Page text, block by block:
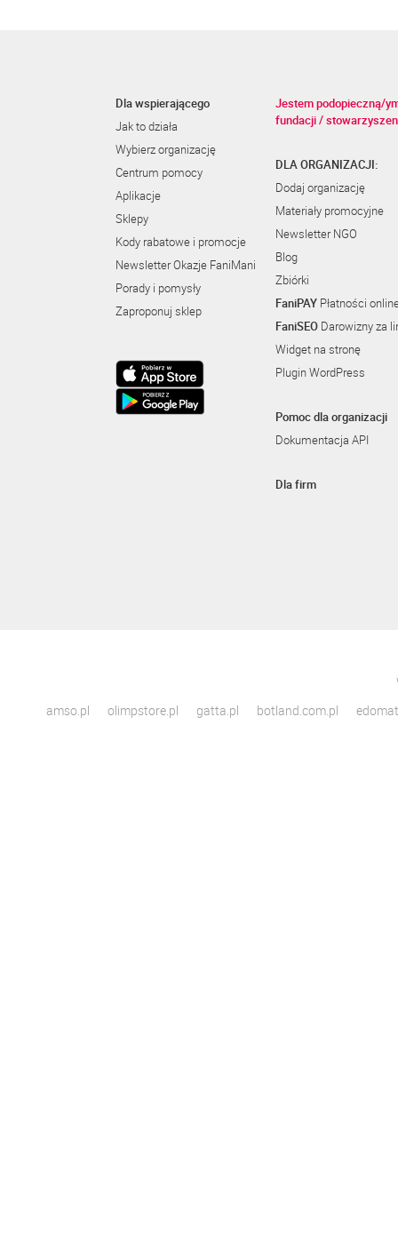
Dla wspierającego
Jak to działa
Wybierz organizację
Centrum pomocy
Aplikacje
Sklepy
Kody rabatowe i promocje
Newsletter Okazje FaniMani
Porady i pomysły
Zaproponuj sklep
Jestem podopieczną/
fundacji /
DLA ORGANIZACJI:
Dodaj organizację
Materiały promocyjne
Newsletter NGO
Blog
Zbiórki
FaniPAY Płatności
FaniSEO Darowizny za
Widget na stronę
Plugin WordPress
Pomoc dla organizacji
Dokumentacja API
Dla firm
amso.pl
olimpstore.pl gatta.pl botland.com.pl